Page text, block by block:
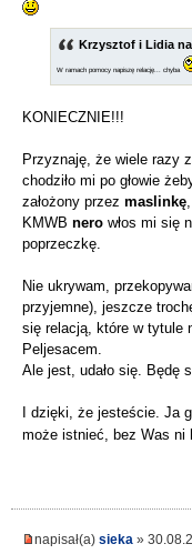
Krzysztof i Lidia
W ramach pomocy napiszę relację... chyba
KONIECZNIE!!!
Przyznaję, że wiele razy
chodziło mi po głowie
założony przez maslinkę
KMWB nero włos mi się
poprzeczkę.
Nie ukrywam,
przyjemne), jeszcze
się relacją, które w tytule
Peljesacem.
Ale jest, udało się. Będę
I dzięki, że jesteście. Ja
może istnieć, bez Was ni
napisał(a) sieka »